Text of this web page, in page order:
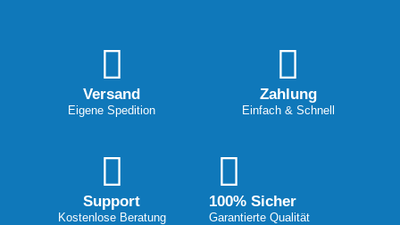
Versand
Eigene Spedition
Zahlung
Einfach & Schnell
Support
Kostenlose Beratung
100% Sicher
Garantierte Qualität